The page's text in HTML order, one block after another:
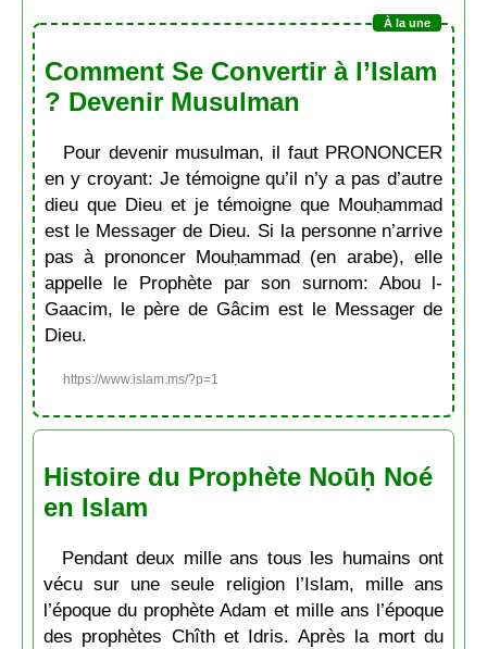
Comment Se Convertir à l’Islam
? Devenir Musulman
Pour devenir musulman, il faut PRONONCER
en y croyant: Je témoigne qu’il n’y a pas d’autre
dieu que Dieu et je témoigne que Mouḥammad
est le Messager de Dieu. Si la personne n’arrive
pas à prononcer Mouḥammad (en arabe), elle
appelle le Prophète par son surnom: Abou l-
Gaacim, le père de Gâcim est le Messager de
Dieu.
https://www.islam.ms/?p=1
Histoire du Prophète Noūḥ Noé
en Islam
Pendant deux mille ans tous les humains ont
vécu sur une seule religion l’Islam, mille ans
l’époque du prophète Adam et mille ans l’époque
des prophètes Chîth et Idris. Après la mort du